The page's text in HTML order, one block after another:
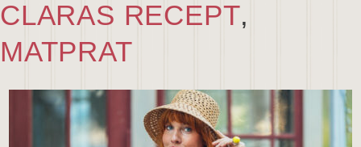
CLARAS RECEPT,
MATPRAT